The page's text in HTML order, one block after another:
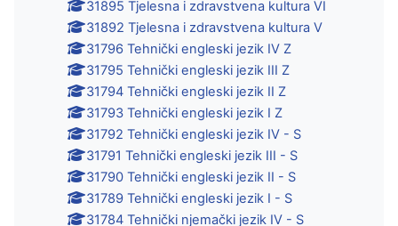
31895 Tjelesna i zdravstvena kultura VI
31892 Tjelesna i zdravstvena kultura V
31796 Tehnički engleski jezik IV Z
31795 Tehnički engleski jezik III Z
31794 Tehnički engleski jezik II Z
31793 Tehnički engleski jezik I Z
31792 Tehnički engleski jezik IV - S
31791 Tehnički engleski jezik III - S
31790 Tehnički engleski jezik II - S
31789 Tehnički engleski jezik I - S
31784 Tehnički njemački jezik IV - S